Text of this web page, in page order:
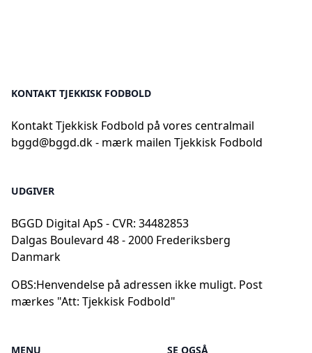
KONTAKT TJEKKISK FODBOLD
Kontakt Tjekkisk Fodbold på vores centralmail
bggd@bggd.dk- mærk mailen Tjekkisk Fodbold
UDGIVER
BGGD Digital ApS - CVR: 34482853
Dalgas Boulevard 48 - 2000 Frederiksberg
Danmark
OBS:Henvendelse på adressen ikke muligt. Post
mærkes "Att: Tjekkisk Fodbold"
MENU SE OGSÅ